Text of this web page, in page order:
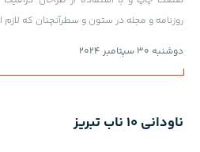
روزنامه و مجله در ستون و سطرآنچنان که
دوشنبه 30 سپتامبر 2024
ناودانی 10 ناب تبریز